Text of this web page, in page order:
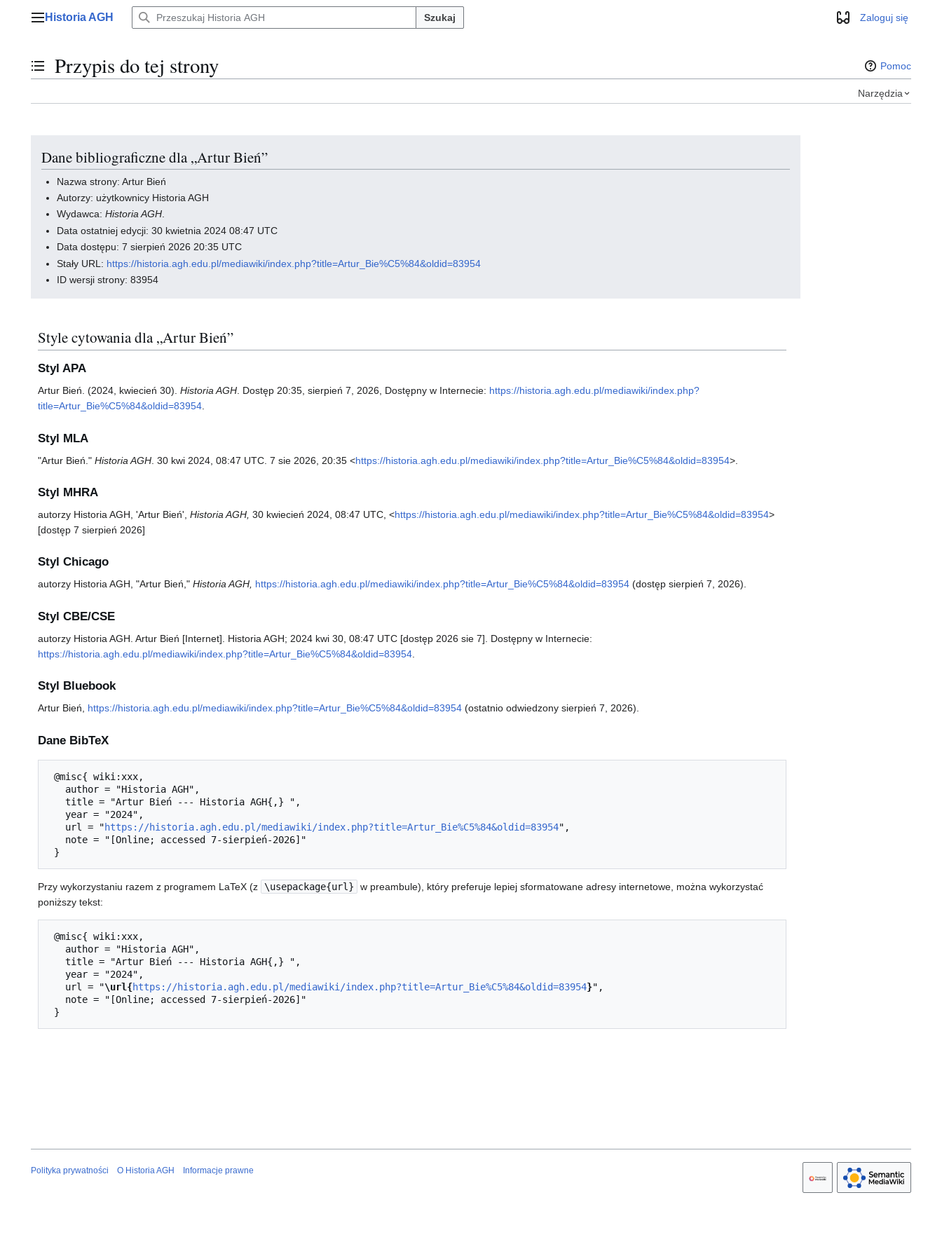
Menu główne
Historia AGH Szukaj WyglądZaloguj się
Przełącz stan spisu treści
Przypis do tej strony Pomoc
Narzędzia
Dane bibliograficzne dla „Artur Bień”
Nazwa strony: Artur Bień
Autorzy: użytkownicy Historia AGH
Wydawca:Historia AGH.
Data ostatniej edycji: 30 kwietnia 2024 08:47 UTC
Data dostępu: 7 sierpień 2026 20:35 UTC
Stały URL: https://historia.agh.edu.pl/mediawiki/index.php?title=Artur_Bie%C5%84&oldid=83954
ID wersji strony: 83954
Style cytowania dla „Artur Bień”
Styl APA
Artur Bień. (2024, kwiecień 30). Historia AGH. Dostęp 20:35, sierpień 7, 2026, Dostępny w Internecie: https://historia.agh.edu.pl/mediawiki/index.php?
title=Artur_Bie%C5%84&oldid=83954.
Styl MLA
"Artur Bień." Historia AGH . 30 kwi 2024, 08:47 UTC. 7 sie 2026, 20:35 <https://historia.agh.edu.pl/mediawiki/index.php?title=Artur_Bie%C5%84&oldid=83954>.
Styl MHRA
autorzy Historia AGH, 'Artur Bień', Historia AGH, 30 kwiecień 2024, 08:47 UTC, <https://historia.agh.edu.pl/mediawiki/index.php?title=Artur_Bie%C5%84&oldid=83954>
[dostęp 7 sierpień 2026]
Styl Chicago
autorzy Historia AGH, "Artur Bień," Historia AGH, https://historia.agh.edu.pl/mediawiki/index.php?title=Artur_Bie%C5%84&oldid=83954 (dostęp sierpień 7, 2026).
Styl CBE/CSE
autorzy Historia AGH. Artur Bień [Internet]. Historia AGH; 2024 kwi 30, 08:47 UTC [dostęp 2026 sie 7]. Dostępny w Internecie:
https://historia.agh.edu.pl/mediawiki/index.php?title=Artur_Bie%C5%84&oldid=83954
Styl Bluebook
Artur Bień, https://historia.agh.edu.pl/mediawiki/index.php?title=Artur_Bie%C5%84&oldid=83954 (ostatnio odwiedzony sierpień 7, 2026).
Dane BibTeX
   url = "
https://historia.agh.edu.pl/mediawiki/index.php?title=Artur_Bie%C5%84&oldid=83954",
Przy wykorzystaniu razem z programem LaTeX (z \usepackage{url}
w preambule), który preferuje lepiej sformatowane adresy internetowe, można wykorzystać
poniższy tekst:
   url = "
\url{https://historia.agh.edu.pl/mediawiki/index.php?title=Artur_Bie%C5%84&oldid=83954}",
Polityka prywatności O Historia AGH Informacje prawne